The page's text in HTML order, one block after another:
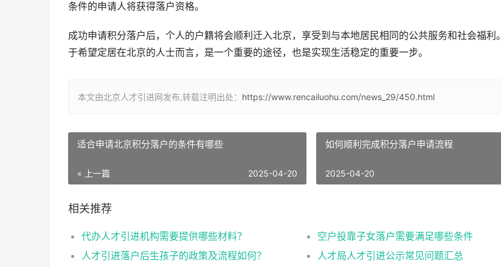
条件的申请人将获得落户资格。
成功申请积分落户后，个人的户籍将会顺利迁入北京，享受到与本地居民相同的公共服务和社会福利
于希望定居在北京的人士而言，是一个重要的途径，也是实现生活稳定的重要一步。
本文由北京人才引进网发布,转载注明出处： https://www.rencailuohu.com/news_29/450.html
适合申请北京积分落户的条件有哪些
« 上一篇 2025-04-20
如何顺利完成积分落户申请流程
2025-04-20
相关推荐
代办人才引进机构需要提供哪些材料？
空户投靠子女落户需要满足哪些条件
人才引进落户后生孩子的政策及流程如何？
人才局人才引进公示常见问题汇总